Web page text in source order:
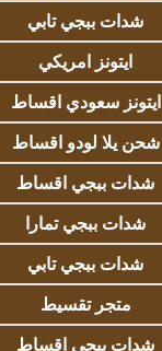
شدات ببجي تابي
ايتونز امريكي
ايتونز سعودي اقساط
شحن يلا لودو اقساط
شدات ببجي اقساط
شدات ببجي تمارا
شدات ببجي تابي
متجر تقسيط
شدات ببجي اقساط